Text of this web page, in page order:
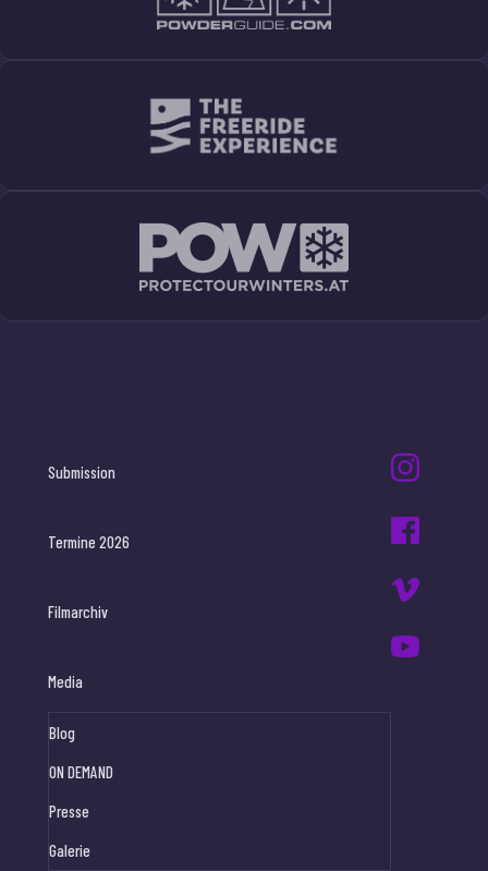
Submission
Termine 2026
Filmarchiv
Media
Blog
ON DEMAND
Presse
Galerie